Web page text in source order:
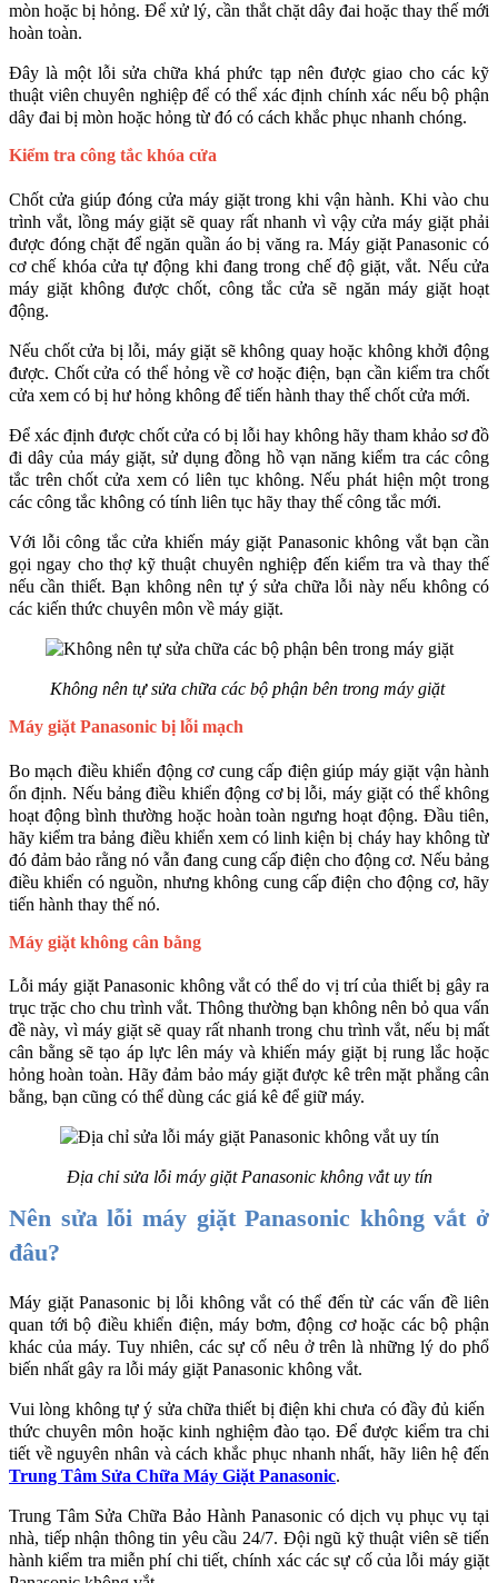
mòn hoặc bị hỏng. Để xử lý, cần thắt chặt dây đai hoặc thay thế mới
hoàn toàn.
Đây là một lỗi sửa chữa khá phức tạp nên được giao cho các kỹ
thuật viên chuyên nghiệp để có thể xác định chính xác nếu bộ phận
dây đai bị mòn hoặc hỏng từ đó có cách khắc phục nhanh chóng.
Kiểm tra công tắc khóa cửa
Chốt cửa giúp đóng cửa máy giặt trong khi vận hành. Khi vào chu
trình vắt, lồng máy giặt sẽ quay rất nhanh vì vậy cửa máy giặt phải
được đóng chặt để ngăn quần áo bị văng ra. Máy giặt Panasonic có
cơ chế khóa cửa tự động khi đang trong chế độ giặt, vắt. Nếu cửa
máy giặt không được chốt, công tắc cửa sẽ ngăn máy giặt hoạt
động.
Nếu chốt cửa bị lỗi, máy giặt sẽ không quay hoặc không khởi động
được. Chốt cửa có thể hỏng về cơ hoặc điện, bạn cần kiểm tra chốt
cửa xem có bị hư hỏng không để tiến hành thay thế chốt cửa mới.
Để xác định được chốt cửa có bị lỗi hay không hãy tham khảo sơ đồ
đi dây của máy giặt, sử dụng đồng hồ vạn năng kiểm tra các công
tắc trên chốt cửa xem có liên tục không. Nếu phát hiện một trong
các công tắc không có tính liên tục hãy thay thế công tắc mới.
Với lỗi công tắc cửa khiến máy giặt Panasonic không vắt bạn cần
gọi ngay cho thợ kỹ thuật chuyên nghiệp đến kiểm tra và thay thế
nếu cần thiết. Bạn không nên tự ý sửa chữa lỗi này nếu không có
các kiến thức chuyên môn về máy giặt.
Không nên tự sửa chữa các bộ phận bên trong máy giặt
Máy giặt Panasonic bị lỗi mạch
Bo mạch điều khiển động cơ cung cấp điện giúp máy giặt vận hành
ổn định. Nếu bảng điều khiển động cơ bị lỗi, máy giặt có thể không
hoạt động bình thường hoặc hoàn toàn ngưng hoạt động. Đầu tiên,
hãy kiểm tra bảng điều khiển xem có linh kiện bị cháy hay không từ
đó đảm bảo rằng nó vẫn đang cung cấp điện cho động cơ. Nếu bảng
điều khiển có nguồn, nhưng không cung cấp điện cho động cơ, hãy
tiến hành thay thế nó.
Máy giặt không cân bằng
Lỗi máy giặt Panasonic không vắt có thể do vị trí của thiết bị gây ra
trục trặc cho chu trình vắt. Thông thường bạn không nên bỏ qua vấn
đề này, vì máy giặt sẽ quay rất nhanh trong chu trình vắt, nếu bị mất
cân bằng sẽ tạo áp lực lên máy và khiến máy giặt bị rung lắc hoặc
hỏng hoàn toàn. Hãy đảm bảo máy giặt được kê trên mặt phẳng cân
bằng, bạn cũng có thể dùng các giá kê để giữ máy.
Địa chỉ sửa lỗi máy giặt Panasonic không vắt uy tín
Nên sửa lỗi máy giặt Panasonic không vắt ở
đâu?
Máy giặt Panasonic bị lỗi không vắt có thể đến từ các vấn đề liên
quan tới bộ điều khiển điện, máy bơm, động cơ hoặc các bộ phận
khác của máy. Tuy nhiên, các sự cố nêu ở trên là những lý do phổ
biến nhất gây ra lỗi máy giặt Panasonic không vắt.
Vui lòng không tự ý sửa chữa thiết bị điện khi chưa có đầy đủ kiến ​​
thức chuyên môn hoặc kinh nghiệm đào tạo. Để được kiểm tra chi
Trung Tâm Sửa Chữa Máy Giặt Panasonic.
Trung Tâm Sửa Chữa Bảo Hành Panasonic có dịch vụ phục vụ tại
nhà, tiếp nhận thông tin yêu cầu 24/7. Đội ngũ kỹ thuật viên sẽ tiến
hành kiểm tra miễn phí chi tiết, chính xác các sự cố của lỗi máy giặt